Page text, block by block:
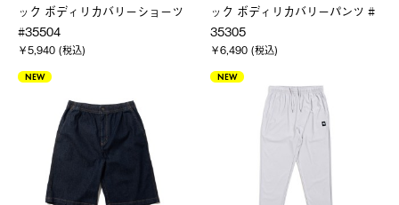
ック ボディリカバリーショーツ
#35504
￥5,940 (税込)
ック ボディリカバリーパンツ #
35305
￥6,490 (税込)
NEW NEW